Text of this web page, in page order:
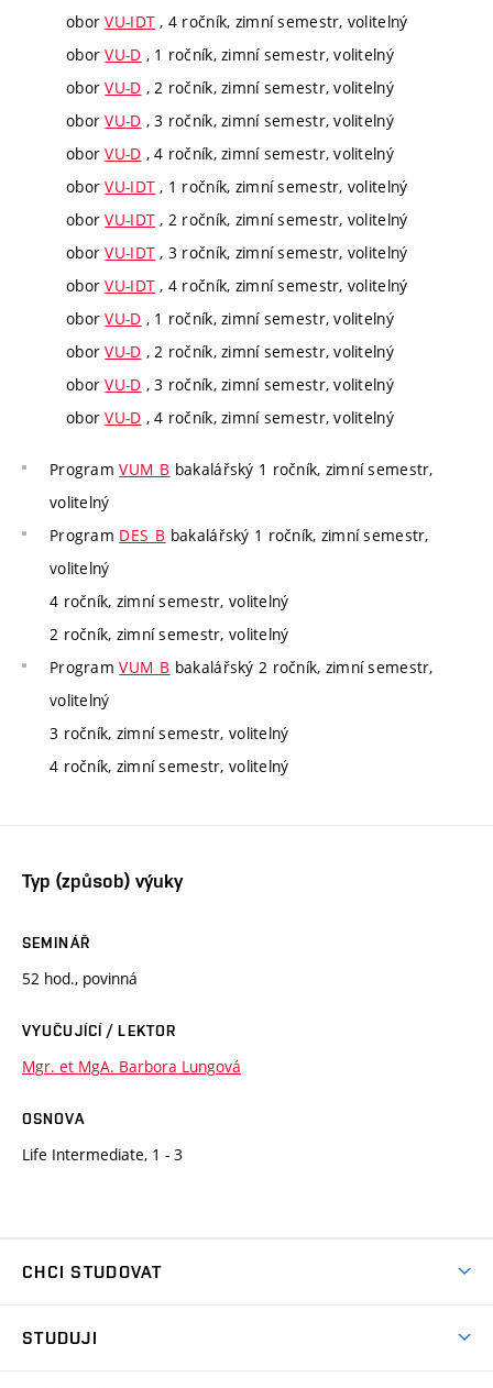
oborVU-IDT , 4 ročník, zimní semestr, volitelný
oborVU-D , 1 ročník, zimní semestr, volitelný
oborVU-D , 2 ročník, zimní semestr, volitelný
oborVU-D , 3 ročník, zimní semestr, volitelný
oborVU-D , 4 ročník, zimní semestr, volitelný
oborVU-IDT , 1 ročník, zimní semestr, volitelný
oborVU-IDT , 2 ročník, zimní semestr, volitelný
oborVU-IDT , 3 ročník, zimní semestr, volitelný
oborVU-IDT , 4 ročník, zimní semestr, volitelný
oborVU-D , 1 ročník, zimní semestr, volitelný
oborVU-D , 2 ročník, zimní semestr, volitelný
oborVU-D , 3 ročník, zimní semestr, volitelný
oborVU-D , 4 ročník, zimní semestr, volitelný
ProgramVUM_B bakalářský 1 ročník, zimní semestr,
volitelný
Program DES_B bakalářský 1 ročník, zimní semestr,
volitelný
4 ročník, zimní semestr, volitelný
2 ročník, zimní semestr, volitelný
ProgramVUM_B bakalářský 2 ročník, zimní semestr,
volitelný
3 ročník, zimní semestr, volitelný
4 ročník, zimní semestr, volitelný
Typ (způsob) výuky
SEMINÁŘ
52 hod., povinná
VYUČUJÍCÍ / LEKTOR
Mgr. et MgA. Barbora Lungová
OSNOVA
Life Intermediate, 1 - 3
CHCI STUDOVAT
STUDUJI